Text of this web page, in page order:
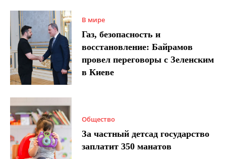
В мире
Газ, безопасность и
восстановление: Байрамов
провел переговоры с Зеленским
в Киеве
Общество
За частный детсад государство
заплатит 350 манатов